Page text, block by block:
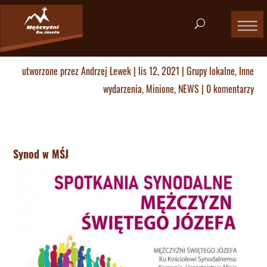
utworzone przezAndrzej Lewek| lis 12, 2021 | Grupy lokalne, Inne
wydarzenia, Minione, NEWS| 0 komentarzy
Synod w MŚJ